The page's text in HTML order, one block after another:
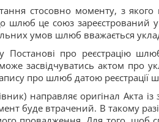
стосовно моменту, з
шлюб це союз зареєстрований у
умов шлюб вважається
Постанові про реєстрацію
засвідчуватись актом
про шлюб датою
направляє оригінал Акта із
буде втрачений. В такому